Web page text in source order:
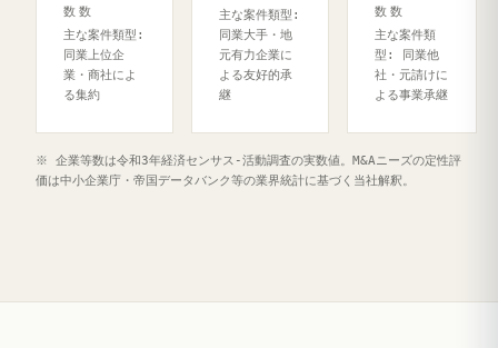
数 数
主な案件類型:
同業上位企
業・商社によ
る集約
主な案件類型:
同業大手・地
元有力企業に
よる友好的承
継
数 数
主な案件類
型: 同業他
社・元請けに
よる事業承継
※ 企業等数は令和3年経済センサス‐活動調査の実数値。M&Aニーズの定性評
価は中小企業庁・帝国データバンク等の業界統計に基づく当社解釈。